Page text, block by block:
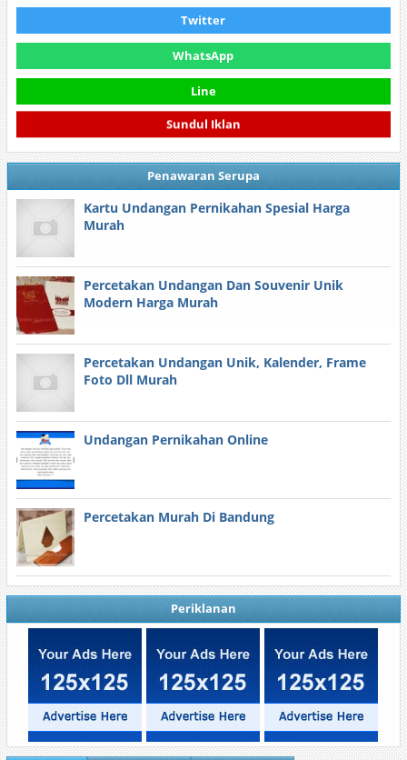
Twitter
WhatsApp
Line
Sundul Iklan
Penawaran Serupa
Kartu Undangan Pernikahan Spesial Harga
Murah
Percetakan Undangan Dan Souvenir Unik
Modern Harga Murah
Percetakan Undangan Unik, Kalender, Frame
Foto Dll Murah
Undangan Pernikahan Online
Percetakan Murah Di Bandung
Periklanan